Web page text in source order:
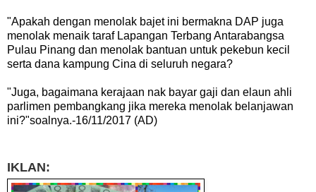
"Apakah dengan menolak bajet ini bermakna DAP juga
menolak menaik taraf Lapangan Terbang Antarabangsa
Pulau Pinang dan menolak bantuan untuk pekebun kecil
serta dana kampung Cina di seluruh negara?
"Juga, bagaimana kerajaan nak bayar gaji dan elaun ahli
parlimen pembangkang jika mereka menolak belanjawan
ini?"soalnya.-16/11/2017 (AD)
IKLAN: